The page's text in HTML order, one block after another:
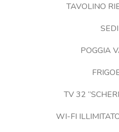
TAVOLINO
POGGIA
TV 32
WI-FI